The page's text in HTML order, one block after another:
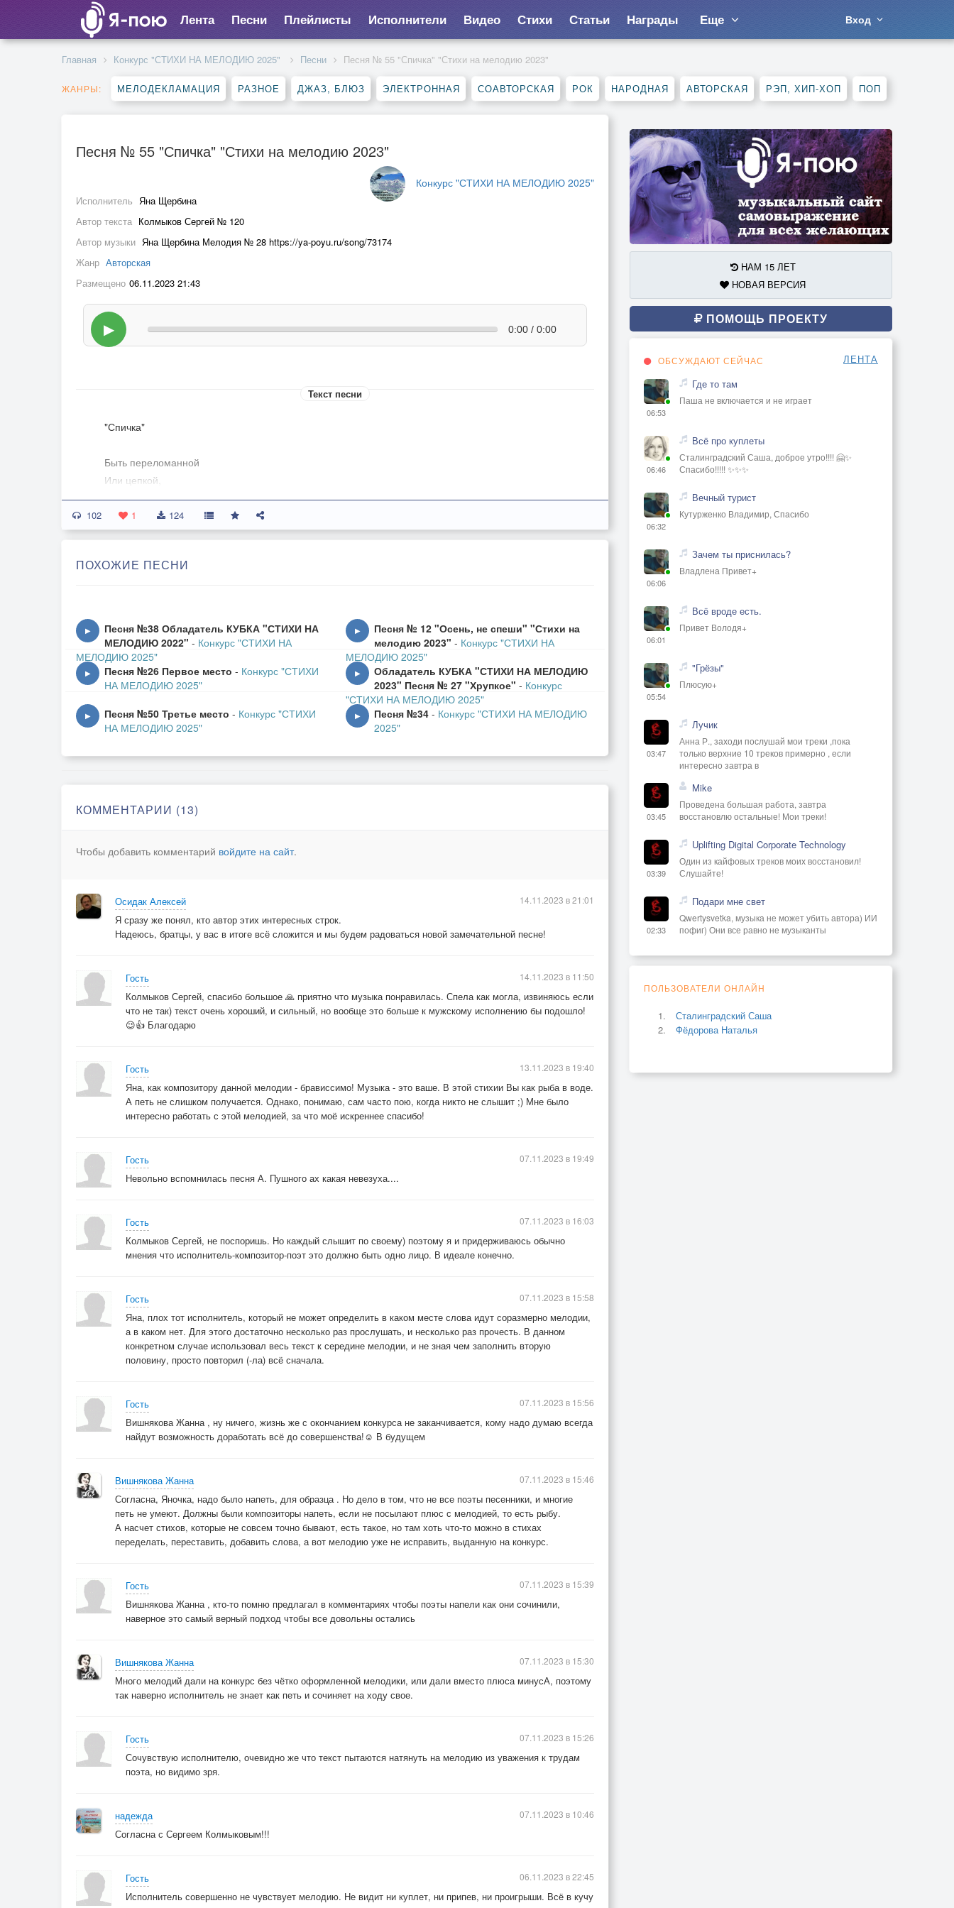
Лента Песни Плейлисты Исполнители Видео Стихи Статьи Награды Еще Вход
Главная Конкурс "СТИХИ НА МЕЛОДИЮ 2025" Песни Песня № 55 "Спичка" "Стихи на мелодию 2023"
ЖАНРЫ: МЕЛОДЕКЛАМАЦИЯ РАЗНОЕ ДЖАЗ, БЛЮЗ ЭЛЕКТРОННАЯ СОАВТОРСКАЯ РОК НАРОДНАЯ АВТОРСКАЯ РЭП, ХИП-ХОП ПОП
Песня № 55 "Спичка" "Стихи на мелодию 2023"
Конкурс "СТИХИ НА МЕЛОДИЮ 2025"
Исполнитель Яна Щербина
Автор текста Колмыков Сергей № 120
Автор музыки Яна Щербина Мелодия № 28 https://ya-poyu.ru/song/73174
Жанр Авторская
Размещено 06.11.2023 21:43
▶ 0:00 / 0:00
Текст песни
"Спичка"
Быть переломанной
Или цепкой,
Тонкой соломиной
Или щепкой.
Но, тем не менее
Ночь вожделением
Ходит
По краю,
Заводит,
Играет.
Готова
До рая,
Но снова
Всё представляется
Не подгоняется
Первым чирком.
Ходит
Заводит,
Играет.
Готова
До рая,
Сгорает.
102 1 124
ПОХОЖИЕ ПЕСНИ
▶
Песня №38 Обладатель КУБКА "СТИХИ НА
МЕЛОДИЮ 2022" - Конкурс "СТИХИ НА
МЕЛОДИЮ 2025"
▶
Песня № 12 "Осень, не спеши" "Стихи на
мелодию 2023" - Конкурс "СТИХИ НА
МЕЛОДИЮ 2025"
▶ Песня №26 Первое место - Конкурс "СТИХИ
НА МЕЛОДИЮ 2025"
▶
Обладатель КУБКА "СТИХИ НА МЕЛОДИЮ
2023" Песня № 27 "Хрупкое" - Конкурс
"СТИХИ НА МЕЛОДИЮ 2025"
▶ Песня №50 Третье место - Конкурс "СТИХИ
НА МЕЛОДИЮ 2025"
▶ Песня №34 - Конкурс "СТИХИ НА МЕЛОДИЮ
2025"
КОММЕНТАРИИ (13)
Чтобы добавить комментарий войдите на сайт.
Осидак Алексей
Я сразу же понял, кто автор этих интересных строк.
Надеюсь, братцы, у вас в итоге всё сложится и мы будем радоваться новой замечательной песне!
14.11.2023 в 21:01
Гость
Колмыков Сергей, спасибо большое 🙏 приятно что музыка понравилась. Спела как могла, извиняюсь если
что не так) текст очень хороший, и сильный, но вообще это больше к мужскому исполнению бы подошло!
😉👍 Благодарю
14.11.2023 в 11:50
Гость
Яна, как композитору данной мелодии - брависсимо! Музыка - это ваше. В этой стихии Вы как рыба в воде.
А петь не слишком получается. Однако, понимаю, сам часто пою, когда никто не слышит ;) Мне было
интересно работать с этой мелодией, за что моё искреннее спасибо!
13.11.2023 в 19:40
Гость
Невольно вспомнилась песня А. Пушного ах какая невезуха....
07.11.2023 в 19:49
Гость
Колмыков Сергей, не поспоришь. Но каждый слышит по своему) поэтому я и придерживаюсь обычно
мнения что исполнитель-композитор-поэт это должно быть одно лицо. В идеале конечно.
07.11.2023 в 16:03
Гость
Яна, плох тот исполнитель, который не может определить в каком месте слова идут соразмерно мелодии,
а в каком нет. Для этого достаточно несколько раз прослушать, и несколько раз прочесть. В данном
конкретном случае использовал весь текст к середине мелодии, и не зная чем заполнить вторую
половину, просто повторил (-ла) всё сначала.
07.11.2023 в 15:58
Гость
Вишнякова Жанна , ну ничего, жизнь же с окончанием конкурса не заканчивается, кому надо думаю всегда
найдут возможность доработать всё до совершенства!☺️ В будущем
07.11.2023 в 15:56
Вишнякова Жанна
Согласна, Яночка, надо было напеть, для образца . Но дело в том, что не все поэты песенники, и многие
петь не умеют. Должны были композиторы напеть, если не посылают плюс с мелодией, то есть рыбу.
А насчет стихов, которые не совсем точно бывают, есть такое, но там хоть что-то можно в стихах
переделать, переставить, добавить слова, а вот мелодию уже не исправить, выданную на конкурс.
07.11.2023 в 15:46
Гость
Вишнякова Жанна , кто-то помню предлагал в комментариях чтобы поэты напели как они сочинили,
наверное это самый верный подход чтобы все довольны остались
07.11.2023 в 15:39
Вишнякова Жанна
Много мелодий дали на конкурс без чётко оформленной мелодики, или дали вместо плюса минусА, поэтому
так наверно исполнитель не знает как петь и сочиняет на ходу свое.
07.11.2023 в 15:30
Гость
Сочувствую исполнителю, очевидно же что текст пытаются натянуть на мелодию из уважения к трудам
поэта, но видимо зря.
07.11.2023 в 15:26
надежда
Согласна с Сергеем Колмыковым!!!
07.11.2023 в 10:46
Гость
Исполнитель совершенно не чувствует мелодию. Не видит ни куплет, ни припев, ни проигрыши. Всё в кучу
06.11.2023 в 22:45
НАМ 15 ЛЕТ
НОВАЯ ВЕРСИЯ
ПОМОЩЬ ПРОЕКТУ
ОБСУЖДАЮТ СЕЙЧАС ЛЕНТА
06:53
Где то там
Паша не включается и не играет
06:46
Всё про куплеты
Сталинградский Саша, доброе утро!!!! 🤗✨
Спасибо!!!!! ✨✨✨
06:32
Вечный турист
Кутурженко Владимир, Спасибо
06:06
Зачем ты приснилась?
Владлена Привет+
06:01
Всё вроде есть.
Привет Володя+
05:54
"Грёзы"
Плюсую+
03:47
Лучик
Анна Р., заходи послушай мои треки ,пока
только верхние 10 треков примерно , если
интересно завтра в
03:45
Mike
Проведена большая работа, завтра
восстановлю остальные! Мои треки!
03:39
Uplifting Digital Corporate Technology
Один из кайфовых треков моих восстановил!
Слушайте!
02:33
Подари мне свет
Qwertysvetka, музыка не может убить автора) ИИ
пофиг) Они все равно не музыканты
ПОЛЬЗОВАТЕЛИ ОНЛАЙН
Сталинградский Саша
Фёдорова Наталья